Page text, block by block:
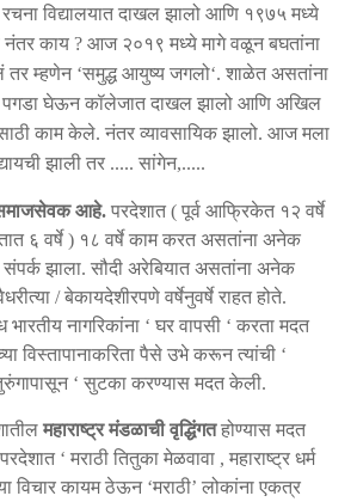
रचना विद्यालयात दाखल झालो आणि १९७५ मध्ये
नंतर काय ? आज २०१९ मध्ये मागे वळून बघतांना
तर म्हणेन ‘समुद्ध आयुष्य जगलो‘. शाळेत असतांना
पगडा घेऊन कॉलेजात दाखल झालो आणि अखिल
काम केले. नंतर व्यावसायिक झालो. आज मला
झाली तर ..... सांगेन,.....
आहे. परदेशात(पूर्व आफ्रिकेत १२ वर्षे
६ वर्षे ) १८ वर्षे काम करत असतांना अनेक
संपर्क झाला.सौदी अरेबियात असतांना अनेक
/बेकायदेशीरपणे वर्षेनुवर्षे राहत होते.
भारतीय नागरिकांना ‘ घर वापसी ‘ करता मदत
विस्तापानाकरिता पैसे उभे करून त्यांची ‘
‘सुटका करण्यास मदत केली.
महाराष्ट्र मंडळाची वृद्धिंगत होण्यास मदत
परदेशात ‘ मराठी तितुका मेळवावा ,महाराष्ट्र धर्म
विचार कायम ठेऊन ‘मराठी’ लोकांना एकत्र